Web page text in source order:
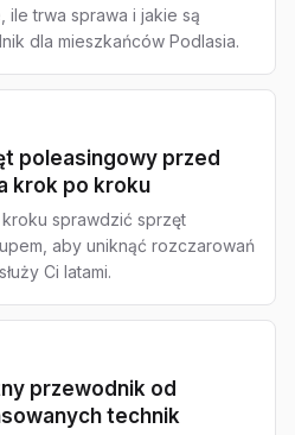
trwa sprawa i jakie są
dla mieszkańców Podlasia.
poleasingowy przed
krok po kroku
sprawdzić sprzęt
aby uniknąć rozczarowań
Ci latami.
przewodnik od
technik